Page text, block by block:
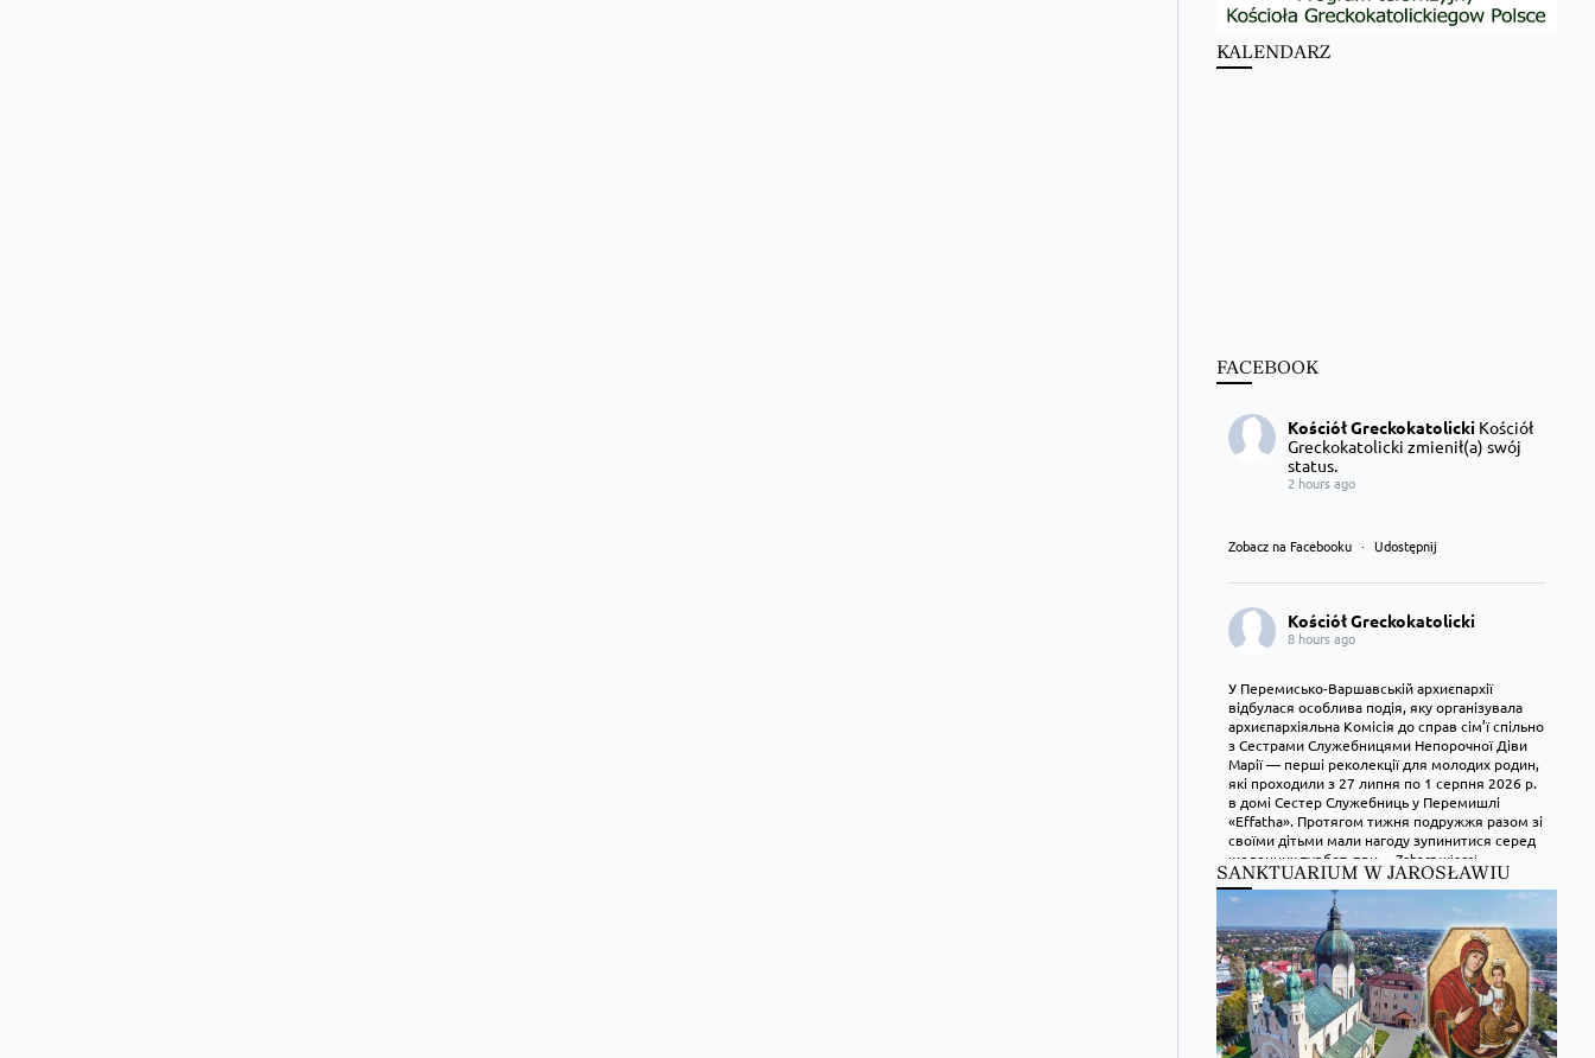
KALENDARZ
FACEBOOK
Kościół Greckokatolicki Kościół
Greckokatolicki zmienił(a) swój
status.
2 hours ago
Zobacz na Facebooku · Udostępnij
Kościół Greckokatolicki
8 hours ago
У Перемисько-Варшавській архиєпархії
відбулася особлива подія, яку організувала
архиєпархіяльна Комісія до справ сім’ї спільно
з Сестрами Служебницями Непорочної Діви
Марії — перші реколекції для молодих родин,
які проходили з 27 липня по 1 серпня 2026 р.
в домі Сестер Служебниць у Перемишлі
«Effatha». Протягом тижня подружжя разом зі
своїми дітьми мали нагоду зупинитися серед
щоденних турбот, при
Zobacz więcej
Zobacz na Facebooku Udostępnij
Kościół Greckokatolicki
9 hours ago
Преображення Господнє в Лодзі
SANKTUARIUM W JAROSŁAWIU